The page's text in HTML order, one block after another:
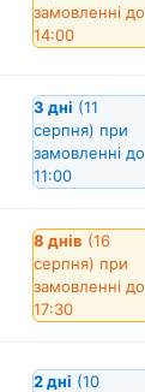
замовленні до
14:00
3 дні (11
серпня) при
замовленні до
11:00
8 днів (16
серпня) при
замовленні до
17:30
2 дні (10